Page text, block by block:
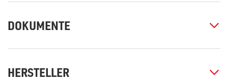
DOKUMENTE
HERSTELLER